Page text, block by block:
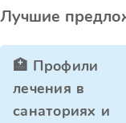
Лучшие
🏥 Профили
лечения в
санаториях и